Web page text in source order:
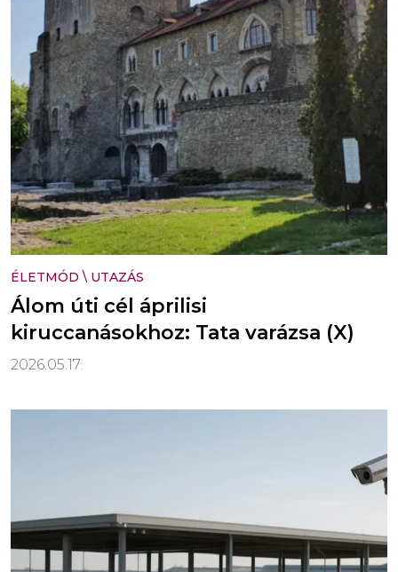
ÉLETMÓD \ UTAZÁS
Álom úti cél áprilisi
kiruccanásokhoz: Tata varázsa (X)
2026.05.17.